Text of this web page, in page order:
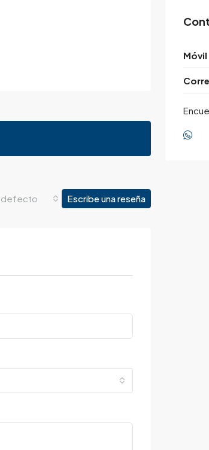
defecto Escribe una reseña
Móvil